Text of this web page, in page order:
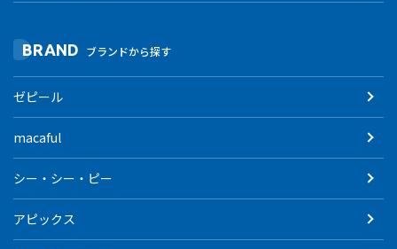
BRAND ブランドから探す
ゼピール
macaful
シー・シー・ピー
アピックス